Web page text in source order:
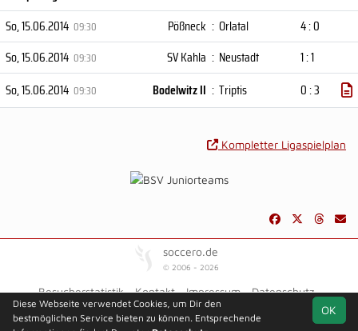
So, 15.06.2014 09:30 Pößneck : Orlatal
4 : 0
So, 15.06.2014 09:30 SV Kahla : Neustadt
1 : 1
So, 15.06.2014 09:30 Bodelwitz II : Triptis 0 : 3
Kompletter Ligaspielplan
soccero.de
© 2006 - 2026
Besucherstatistik Kontakt Impressum
Datenschutz
OK
Diese Webseite verwendet Cookies, um Dir den
bestmöglichen Service bieten zu können. Entsprechende